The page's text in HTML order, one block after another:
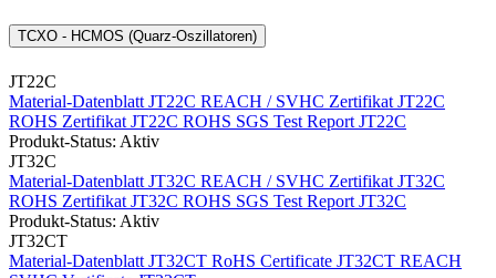
TCXO - HCMOS (Quarz-Oszillatoren)
JT22C
Material-Datenblatt JT22C REACH / SVHC Zertifikat JT22C
ROHS Zertifikat JT22C ROHS SGS Test Report JT22C
Produkt-Status: Aktiv
JT32C
Material-Datenblatt JT32C REACH / SVHC Zertifikat JT32C
ROHS Zertifikat JT32C ROHS SGS Test Report JT32C
Produkt-Status: Aktiv
JT32CT
Material-Datenblatt JT32CT RoHS Certificate JT32CT REACH